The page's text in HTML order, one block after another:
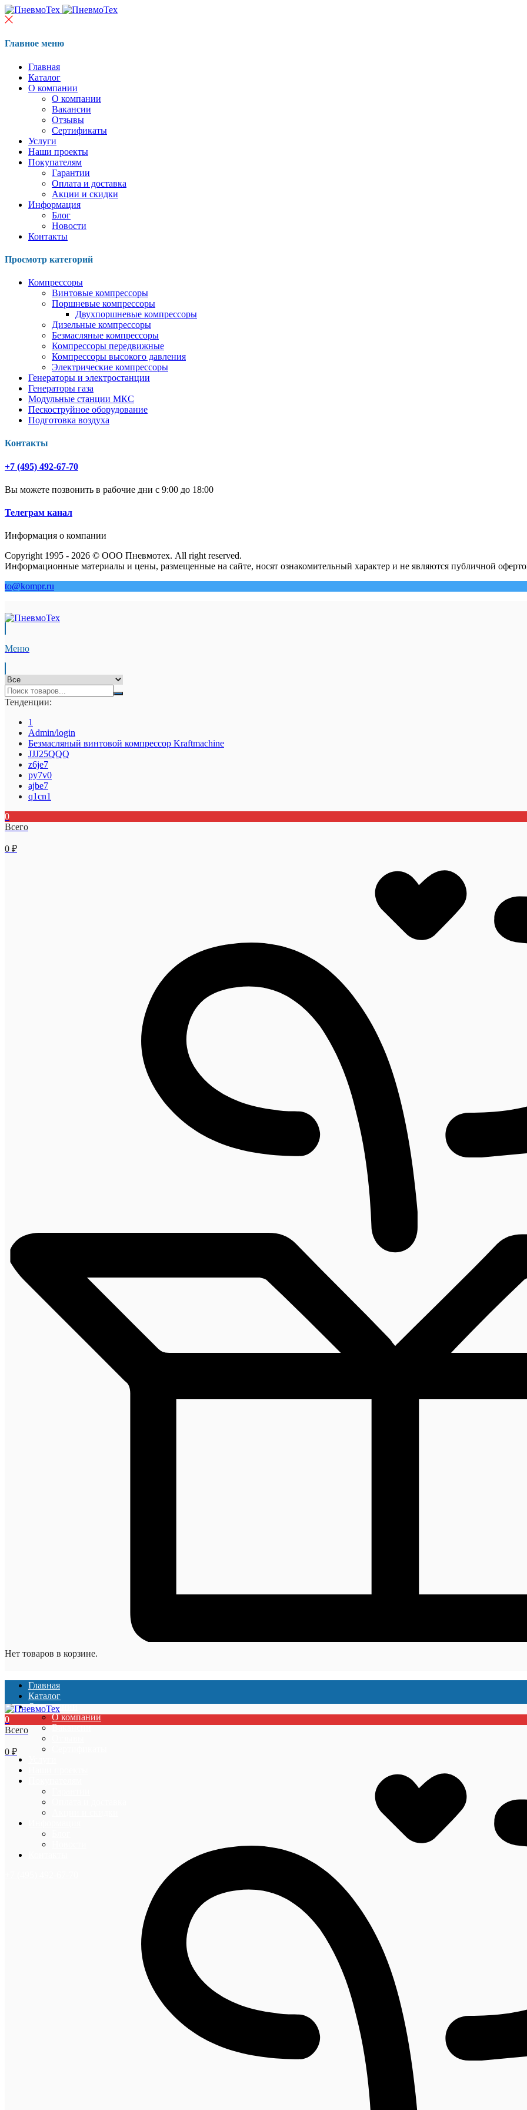
Главное меню
Главная
Каталог
О компании
О компании
Вакансии
Отзывы
Сертификаты
Услуги
Наши проекты
Покупателям
Гарантии
Оплата и доставка
Акции и скидки
Информация
Блог
Новости
Контакты
Просмотр категорий
Компрессоры
Винтовые компрессоры
Поршневые компрессоры
Двухпоршневые компрессоры
Дизельные компрессоры
Безмасляные компрессоры
Компрессоры передвижные
Компрессоры высокого давления
Электрические компрессоры
Генераторы и электростанции
Генераторы газа
Модульные станции МКС
Пескоструйное оборудование
Подготовка воздуха
Контакты
+7 (495) 492-67-70
Вы можете позвонить в рабочие дни с 9:00 до 18:00
Телеграм канал
Информация о компании
Copyright 1995 - 2026 © ООО Пневмотех. All right reserved.
Информационные материалы и цены, размещенные на сайте, носят ознакомительный характер и не являются публичной
to@kompr.ru
Меню
Тенденции:
1
Admin/login
Безмасляный винтовой компрессор Kraftmaсhine
JJJ25QQQ
z6je7
py7v0
ajbe7
q1cn1
0
Всего
0 ₽
Нет товаров в корзине.
Главная
Каталог
О компании
О компании
Вакансии
0
Всего
0 ₽